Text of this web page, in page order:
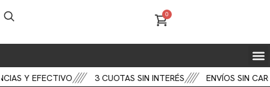
0
Y EFECTIVO 3 CUOTAS SIN INTERÉS ENVÍOS SIN